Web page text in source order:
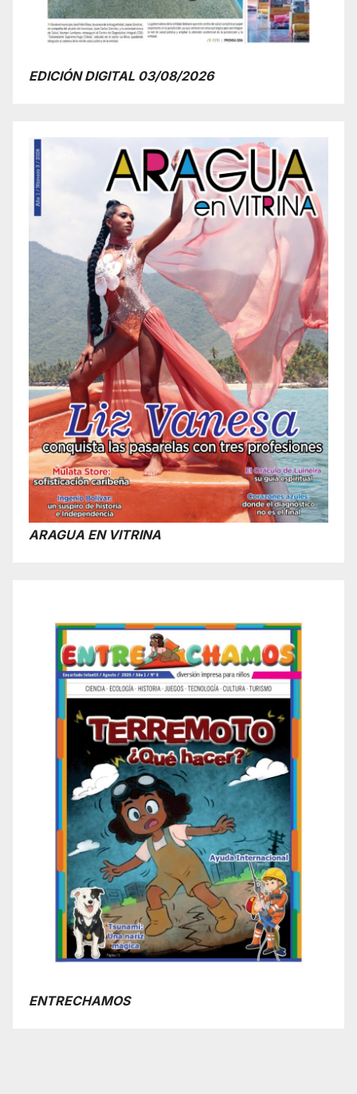
EDICIÓN DIGITAL 03/08/2026
ARAGUA EN VITRINA
ENTRECHAMOS